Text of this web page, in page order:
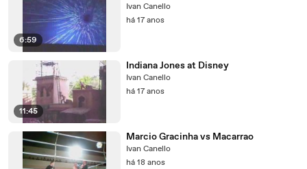
6:59
Ivan Canello
há 17 anos
11:45
Indiana Jones at Disney
Ivan Canello
há 17 anos
Marcio Gracinha vs Macarrao
Ivan Canello
há 18 anos